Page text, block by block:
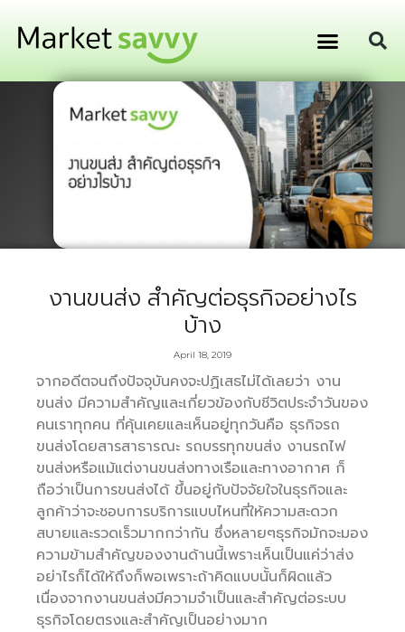
งานขนส่ง สำคัญต่อธุรกิจอย่างไร
บ้าง
April 18, 2019
จากอดีตจนถึงปัจจุบันคงจะปฏิเสธไม่ได้เลยว่า งาน
ขนส่ง มีความสำคัญและเกี่ยวข้องกับชีวิตประจำวันของ
คนเราทุกคน ที่คุ้นเคยและเห็นอยู่ทุกวันคือ ธุรกิจรถ
ขนส่งโดยสารสาธารณะ รถบรรทุกขนส่ง งานรถไฟ
ขนส่งหรือแม้แต่งานขนส่งทางเรือและทางอากาศ ก็
ถือว่าเป็นการขนส่งได้ ขึ้นอยู่กับปัจจัยใจในธุรกิจและ
ลูกค้าว่าจะชอบการบริการแบบไหนที่ให้ความสะดวก
สบายและรวดเร็วมากกว่ากัน ซึ่งหลายๆธุรกิจมักจะมอง
ความข้ามสำคัญของงานด้านนี้เพราะเห็นเป็นแค่ว่าส่ง
อย่าไรก็ได้ให้ถึงก็พอเพราะถ้าคิดแบบนั้นก็ผิดแล้ว
เนื่องจากงานขนส่งมีความจำเป็นและสำคัญต่อระบบ
ธุรกิจโดยตรงและสำคัญเป็นอย่างมาก